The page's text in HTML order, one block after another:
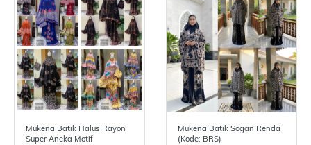
Mukena Batik Halus Rayon
Super Aneka Motif
Mukena Batik Sogan Renda
(Kode: BRS)